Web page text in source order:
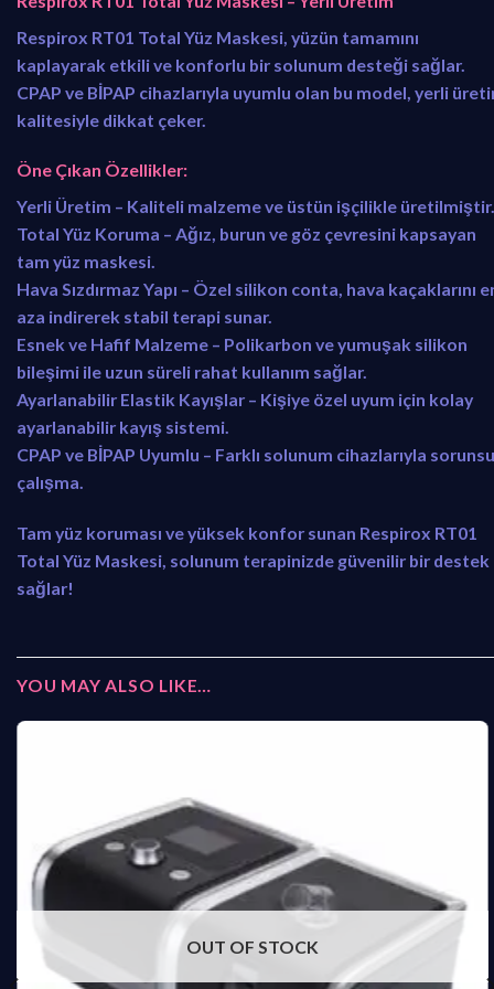
7
5
0
,
0
.
9
,
0
0
Respirox RT01 Total Yüz Maskesi , yüzün tamamını
kaplayarak etkili ve konforlu bir solunum desteği sağlar.
CPAP ve BİPAP cihazlarıyla uyumlu olan bu model, yerli
kalitesiyle dikkat çeker.
Öne Çıkan Özellikler:
Yerli Üretim – Kaliteli malzeme ve üstün işçilikle üretilmiştir.
Total Yüz Koruma – Ağız, burun ve göz çevresini kapsayan
tam yüz maskesi.
Hava Sızdırmaz Yapı – Özel silikon conta, hava kaçaklarını
aza indirerek stabil terapi sunar.
Esnek ve Hafif Malzeme – Polikarbon ve yumuşak silikon
bileşimi ile uzun süreli rahat kullanım sağlar.
Ayarlanabilir Elastik Kayışlar – Kişiye özel uyum için kolay
ayarlanabilir kayış sistemi.
CPAP ve BİPAP Uyumlu – Farklı solunum cihazlarıyla
çalışma.
Tam yüz koruması ve yüksek konfor sunan Respirox RT01
Total Yüz Maskesi, solunum terapinizde güvenilir bir destek
sağlar!
YOU MAY ALSO LIKE…
OUT OF STOCK